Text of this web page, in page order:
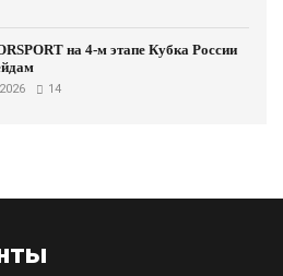
на 4-м этапе Кубка России
14